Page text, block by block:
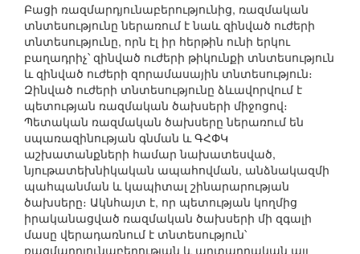
Բացի ռազմարդյունաբերությունից, ռազմական
տնտեսությունը ներառում է նաև զինված ուժերի
տնտեսությունը, որն էլ իր հերթին ունի երկու
բաղադրիչ՝ զինված ուժերի թիկունքի տնտեսություն
և զինված ուժերի զորամասային տնտեսություն։
Զինված ուժերի տնտեսությունը ձևավորվում է
պետության ռազմական ծախսերի միջոցով։
Պետական ռազմական ծախսերը ներառում են
սպառազինության գնման և ԳՀՓԿ
աշխատանքների համար նախատեսված,
նյութատեխնիկական ապահովման, անձնակազմի
պահպանման և կապիտալ շինարարության
ծախսերը։ Ակնհայտ է, որ պետության կողմից
իրականացված ռազմական ծախսերի մի զգալի
մասը վերադառնում է տնտեսություն՝
ռազմարդյունաբերության և արտադրական այլ